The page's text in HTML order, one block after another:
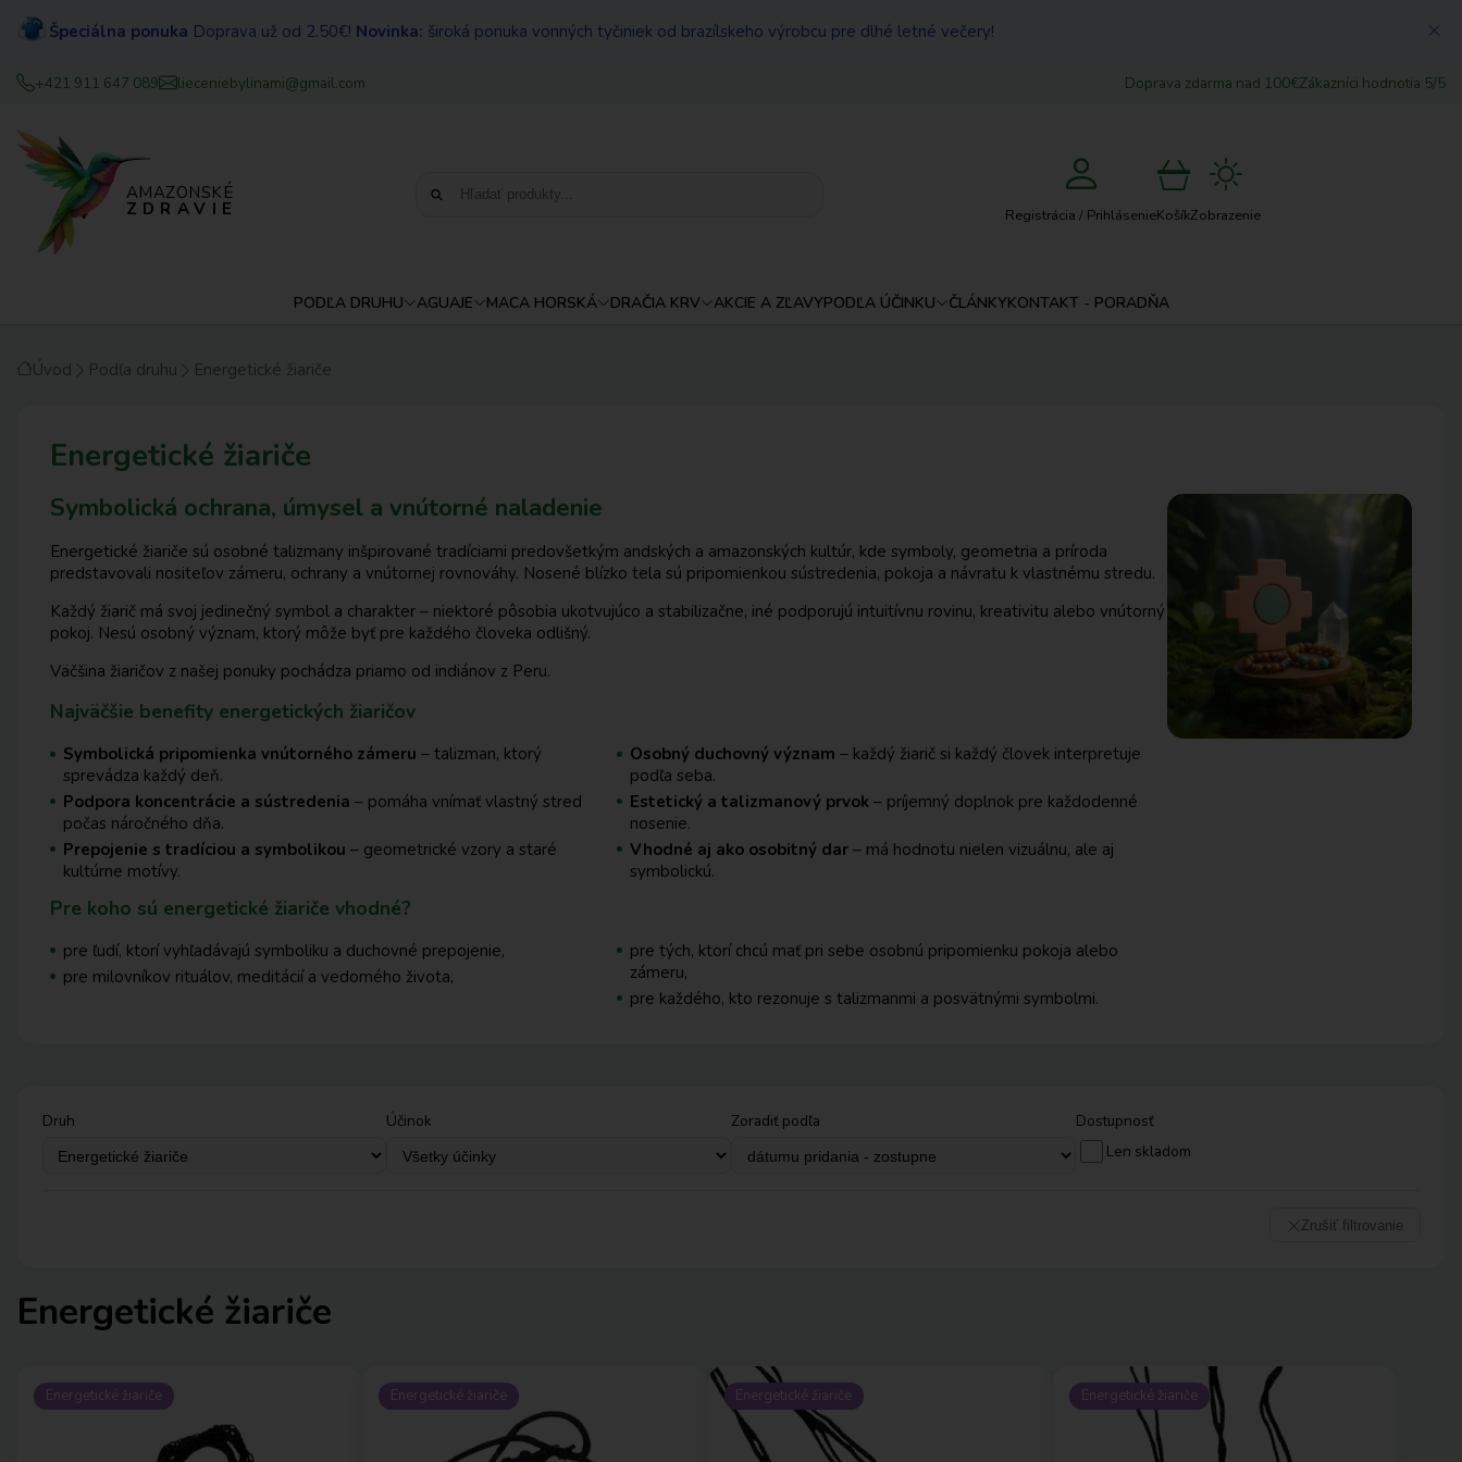
Špeciálna ponuka Doprava už od 2.50€! Novinka: široká ponuka vonných tyčiniek od brazílskeho výrobcu pre dlhé letné večery!
+421 911 647 089 lieceniebylinami@gmail.com Doprava zdarma nad 100€Zákazníci hodnotia 5/5
AMAZONSKÉ
ZDRAVIE Registrácia / PrihlásenieKošíkZobrazenie
PODĽA DRUHU AGUAJE MACA HORSKÁ DRAČIA KRV AKCIE A ZĽAVYPODĽA ÚČINKU ČLÁNKYKONTAKT - PORADŇA
Úvod Podľa druhu Energetické žiariče
Energetické žiariče
Symbolická ochrana, úmysel a vnútorné naladenie
Energetické žiariče sú osobné talizmany inšpirované tradíciami predovšetkým andských a amazonských kultúr, kde symboly, geometria a príroda
predstavovali nositeľov zámeru, ochrany a vnútornej rovnováhy. Nosené blízko tela sú pripomienkou sústredenia, pokoja a návratu k vlastnému stredu.
Každý žiarič má svoj jedinečný symbol a charakter – niektoré pôsobia ukotvujúco a stabilizačne, iné podporujú intuitívnu rovinu, kreativitu alebo vnútorný
pokoj. Nesú osobný význam, ktorý môže byť pre každého človeka odlišný.
Väčšina žiaričov z našej ponuky pochádza priamo od indiánov z Peru.
Najväčšie benefity energetických žiaričov
Symbolická pripomienka vnútorného zámeru – talizman, ktorý
sprevádza každý deň.
Podpora koncentrácie a sústredenia – pomáha vnímať vlastný stred
počas náročného dňa.
Prepojenie s tradíciou a symbolikou – geometrické vzory a staré
kultúrne motívy.
Osobný duchovný význam – každý žiarič si každý človek interpretuje
podľa seba.
Estetický a talizmanový prvok – príjemný doplnok pre každodenné
nosenie.
Vhodné aj ako osobitný dar – má hodnotu nielen vizuálnu, ale aj
symbolickú.
Pre koho sú energetické žiariče vhodné?
pre ľudí, ktorí vyhľadávajú symboliku a duchovné prepojenie,
pre milovníkov rituálov, meditácií a vedomého života,
pre tých, ktorí chcú mať pri sebe osobnú pripomienku pokoja alebo
zámeru,
pre každého, kto rezonuje s talizmanmi a posvätnými symbolmi.
Druh Účinok Zoradiť podľa
Dostupnosť
Len skladom
Zrušiť filtrovanie
Energetické žiariče
Energetické žiariče Energetické žiariče Energetické žiariče Energetické žiariče